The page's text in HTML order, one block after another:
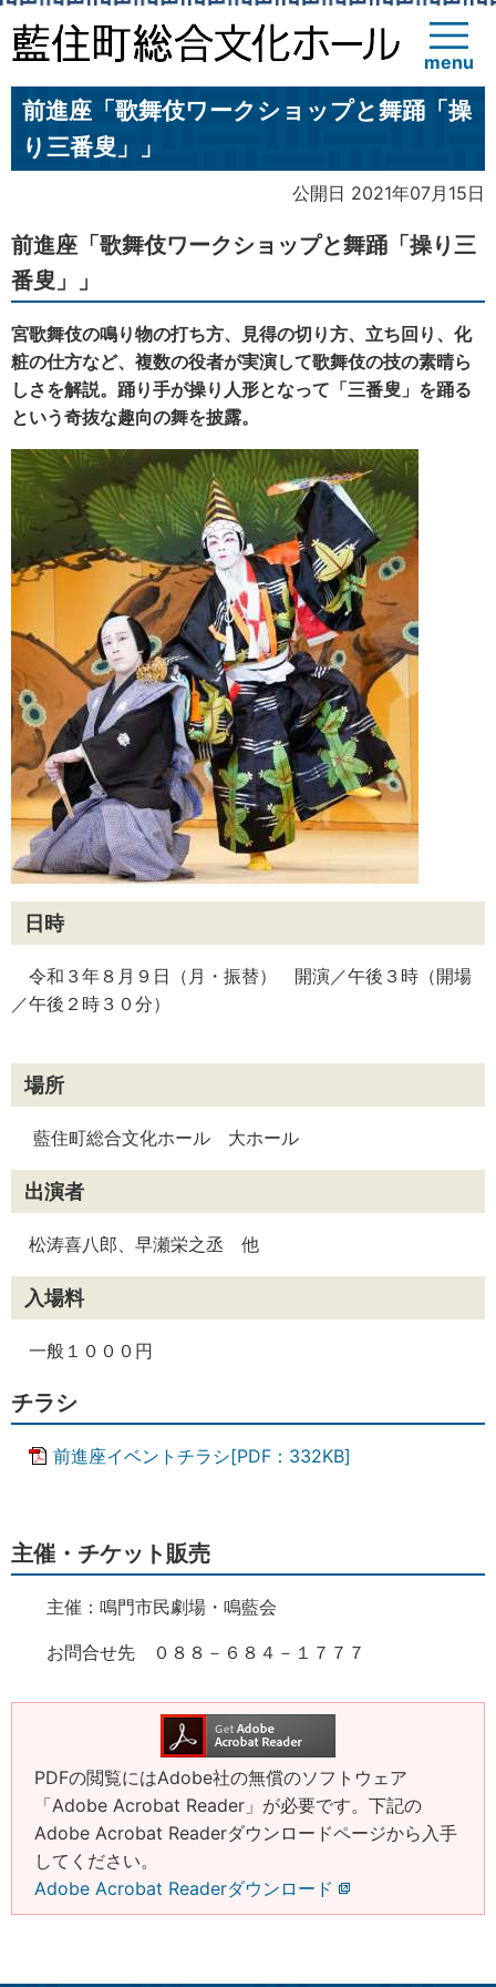
menu
前進座「歌舞伎ワークショップと舞踊「操
り三番叟」」
公開日 2021年07月15日
前進座「歌舞伎ワークショップと舞踊「操り三
番叟」」
宮歌舞伎の鳴り物の打ち方、見得の切り方、立ち回り、化
粧の仕方など、複数の役者が実演して歌舞伎の技の素晴ら
しさを解説。踊り手が操り人形となって「三番叟」を踊る
という奇抜な趣向の舞を披露。
日時
令和３年８月９日（月・振替） 開演／午後３時（開場
／午後２時３０分）
場所
藍住町総合文化ホール 大ホール
出演者
松涛喜八郎、早瀬栄之丞 他
入場料
一般１０００円
チラシ
前進座イベントチラシ[PDF：332KB]
主催・チケット販売
主催：鳴門市民劇場・鳴藍会
お問合せ先 ０８８－６８４－１７７７
PDFの閲覧にはAdobe社の無償のソフトウェア
「Adobe Acrobat Reader」が必要です。下記の
Adobe Acrobat Readerダウンロードページから入手
してください。
Adobe Acrobat Readerダウンロード